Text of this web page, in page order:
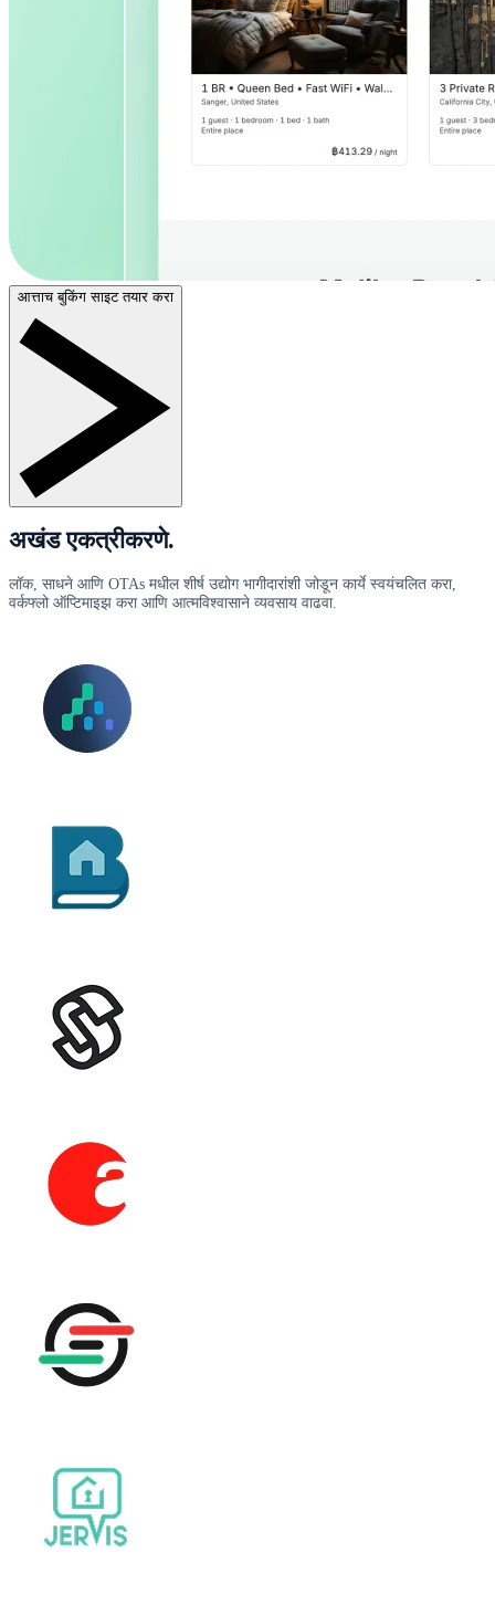
आत्ताच बुकिंग साइट तयार करा
अखंड एकत्रीकरणे.
लॉक, साधने आणि OTAs मधील शीर्ष उद्योग भागीदारांशी जोडून कार्ये स्वयंचलित करा,
वर्कफ्लो ऑप्टिमाइझ करा आणि आत्मविश्वासाने व्यवसाय वाढवा.